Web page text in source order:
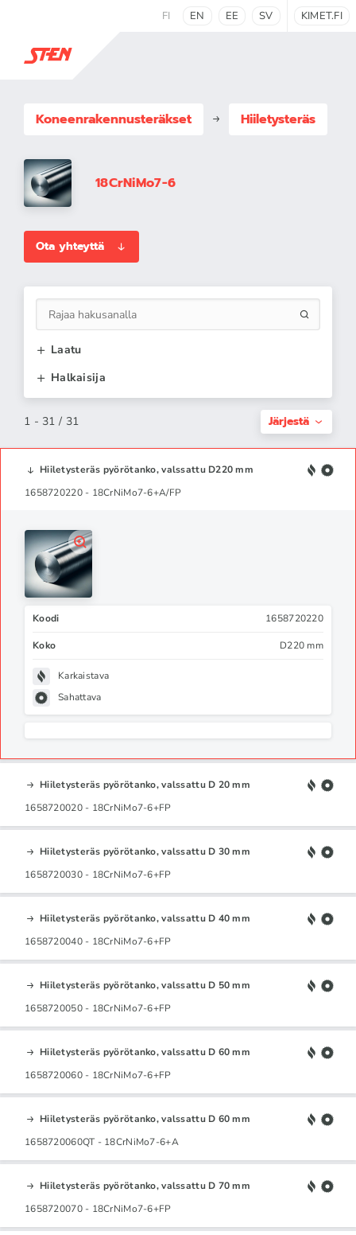
FI EN EE SV KIMET.FI
Koneenrakennus­teräkset Hiiletysteräs
18CrNiMo7-6
Ota yhteyttä
Laatu
Halkaisija
1 - 31 / 31 Järjestä
Hiiletysteräs pyörötanko, valssattu D220 mm
1658720220 - 18CrNiMo7-6+A/FP
Koodi 1658720220
Koko D220 mm
Karkaistava
Sahattava
Hiiletysteräs pyörötanko, valssattu D 20 mm
1658720020 - 18CrNiMo7-6+FP
Hiiletysteräs pyörötanko, valssattu D 30 mm
1658720030 - 18CrNiMo7-6+FP
Hiiletysteräs pyörötanko, valssattu D 40 mm
1658720040 - 18CrNiMo7-6+FP
Hiiletysteräs pyörötanko, valssattu D 50 mm
1658720050 - 18CrNiMo7-6+FP
Hiiletysteräs pyörötanko, valssattu D 60 mm
1658720060 - 18CrNiMo7-6+FP
Hiiletysteräs pyörötanko, valssattu D 60 mm
1658720060QT - 18CrNiMo7-6+A
Hiiletysteräs pyörötanko, valssattu D 70 mm
1658720070 - 18CrNiMo7-6+FP